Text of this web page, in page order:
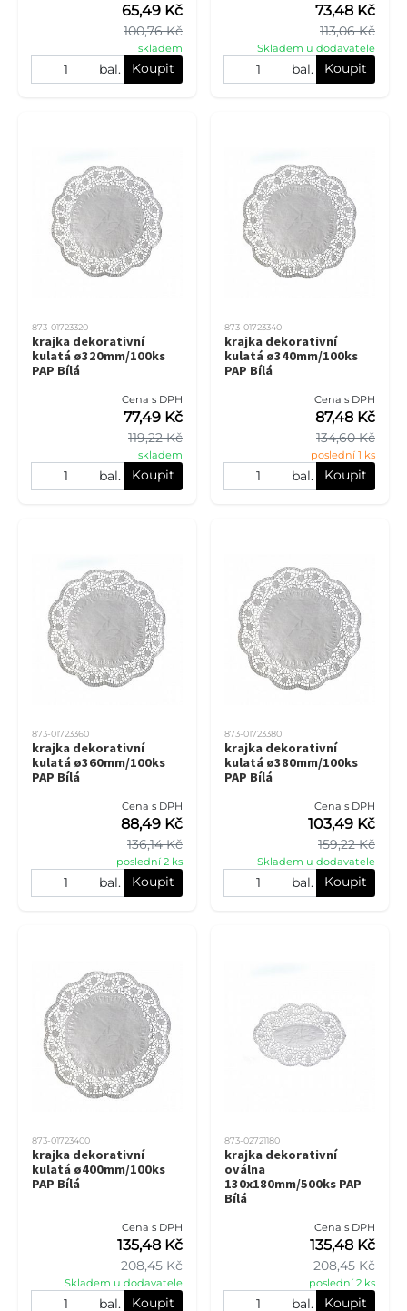
100,76 Kč
65,49 Kč
skladem
bal. Koupit
113,06 Kč
73,48 Kč
Skladem u dodavatele
bal. Koupit
873-01723320
krajka dekorativní
kulatá ø320mm/100ks
PAP Bílá
Cena s DPH
119,22 Kč
77,49 Kč
skladem
bal. Koupit
873-01723340
krajka dekorativní
kulatá ø340mm/100ks
PAP Bílá
Cena s DPH
134,60 Kč
87,48 Kč
poslední 1 ks
bal. Koupit
873-01723360
krajka dekorativní
kulatá ø360mm/100ks
PAP Bílá
Cena s DPH
136,14 Kč
88,49 Kč
poslední 2 ks
bal. Koupit
873-01723380
krajka dekorativní
kulatá ø380mm/100ks
PAP Bílá
Cena s DPH
159,22 Kč
103,49 Kč
Skladem u dodavatele
bal. Koupit
873-01723400
krajka dekorativní
kulatá ø400mm/100ks
PAP Bílá
Cena s DPH
208,45 Kč
135,48 Kč
Skladem u dodavatele
bal. Koupit
873-02721180
krajka dekorativní
oválna
130x180mm/500ks PAP
Bílá
Cena s DPH
208,45 Kč
135,48 Kč
poslední 2 ks
bal. Koupit